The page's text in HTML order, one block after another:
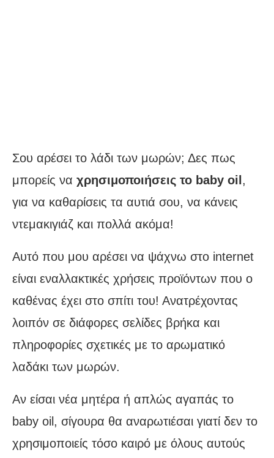
Σου αρέσει το λάδι των μωρών; Δες πως
μπορείς να χρησιμοποιήσεις το baby oil ,
για να καθαρίσεις τα αυτιά σου, να κάνεις
ντεμακιγιάζ και πολλά ακόμα!
Αυτό που μου αρέσει να ψάχνω στο internet
είναι εναλλακτικές χρήσεις προϊόντων που ο
καθένας έχει στο σπίτι του! Ανατρέχοντας
λοιπόν σε διάφορες σελίδες βρήκα και
πληροφορίες σχετικές με το αρωματικό
λαδάκι των μωρών.
Αν είσαι νέα μητέρα ή απλώς αγαπάς το
baby oil, σίγουρα θα αναρωτιέσαι γιατί δεν το
χρησιμοποιείς τόσο καιρό με όλους αυτούς